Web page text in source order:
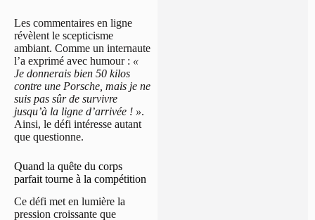
Les commentaires en ligne
révèlent le scepticisme
ambiant. Comme un internaute
l’a exprimé avec humour : «
Je donnerais bien 50 kilos
contre une Porsche, mais je ne
suis pas sûr de survivre
jusqu’à la ligne d’arrivée ! ».
Ainsi, le défi intéresse autant
que questionne.
Quand la quête du corps
parfait tourne à la compétition
Ce défi met en lumière la
pression croissante que